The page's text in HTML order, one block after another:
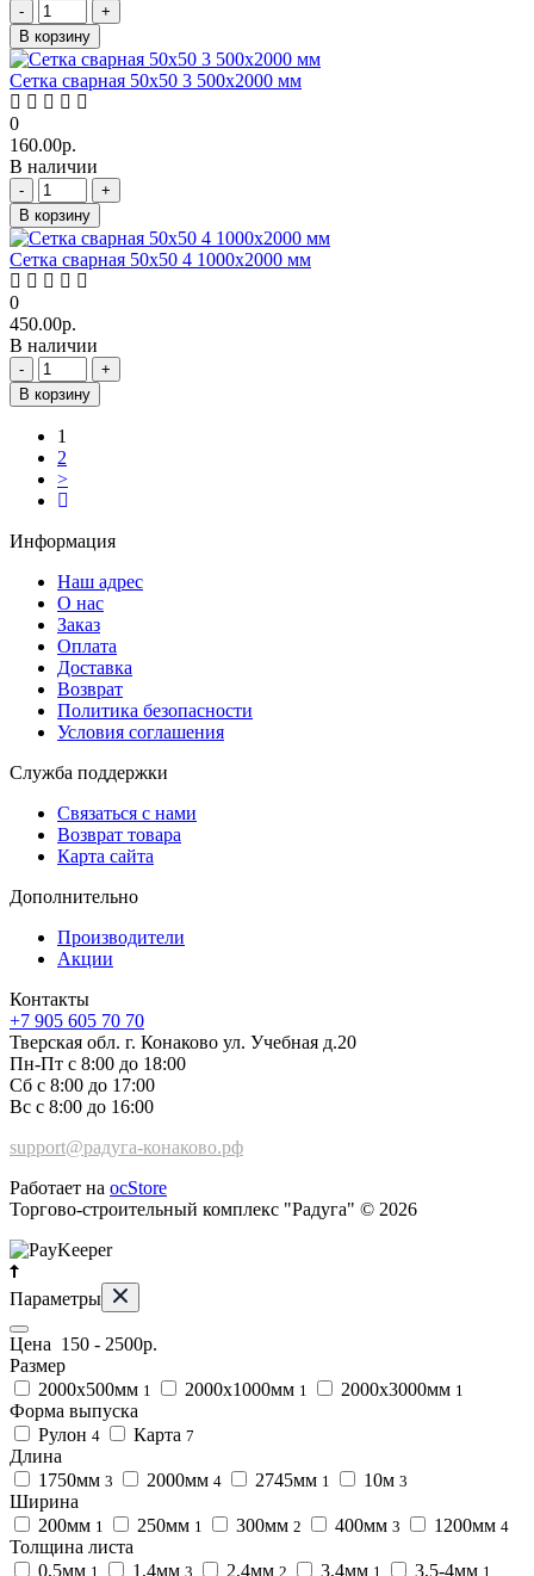
-
+
В корзину
Сетка сварная 50х50 3 500х2000 мм
0
160.00р.
В наличии
-
+
В корзину
Сетка сварная 50х50 4 1000х2000 мм
0
450.00р.
В наличии
-
+
В корзину
1
2
>
Информация
Наш адрес
О нас
Заказ
Оплата
Доставка
Возврат
Политика безопасности
Условия соглашения
Служба поддержки
Связаться с нами
Возврат товара
Карта сайта
Дополнительно
Производители
Акции
Контакты
+7 905 605 70 70
Тверская обл. г. Конаково ул. Учебная д.20
Пн-Пт с 8:00 до 18:00
Сб с 8:00 до 17:00
Вс с 8:00 до 16:00
support@радуга-конаково.рф
Работает на ocStore
Торгово-строительный комплекс "Радуга" © 2026
Параметры
Цена 150 - 2500р.
Размер
2000х500мм 1 2000х1000мм 1 2000х3000мм 1
Форма выпуска
Рулон 4 Карта 7
Длина
1750мм 3 2000мм 4 2745мм 1 10м 3
Ширина
200мм 1 250мм 1 300мм 2 400мм 3 1200мм 4
Толщина листа
0,5мм 1 1,4мм 3 2,4мм 2 3,4мм 1 3,5-4мм 1